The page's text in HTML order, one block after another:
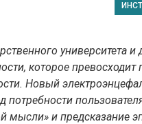
университета и
которое
Новый
потребности
и предсказание